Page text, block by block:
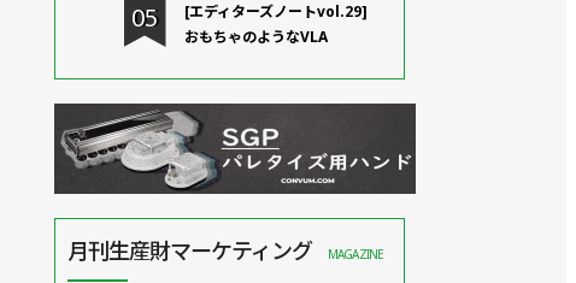
[エディターズノートvol.29]
おもちゃのようなVLA
月刊生産財マーケティング MAGAZINE